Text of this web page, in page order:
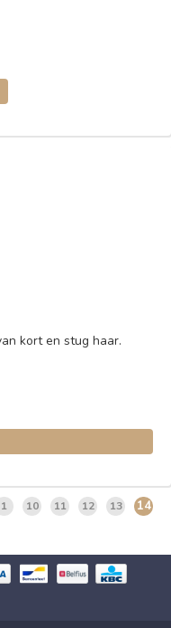
kort en stug haar.
1 10 11 12 13 14